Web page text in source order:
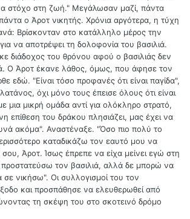
στόχο στη ζωή." Μεγάλωσαν μαζί, πάντα
ο Άροτ νικητής. Χρόνια αργότερα, η τύχη
Βρίσκονταν στο κατάλληλο μέρος την
να αποτρέψει τη δολοφονία του βασιλιά.
διάδοχος του θρόνου αφού ο βασιλιάς δεν
Ο Άροτ έκανε λάθος, όμως, που άφησε τον
εδώ. "Είναι τόσο προφανές ότι είναι παγίδα",
όχι μόνο τους έπεισε όλους ότι είναι
μια μικρή ομάδα αντί για ολόκληρο στρατό,
επίθεση του δράκου πλησιάζει, μας έχει να
ακόμα". Αναστέναξε. "Όσο πιο πολύ το
καταδικάζω τον εαυτό μου να
σου, Άροτ. Ίσως έπρεπε να είχα μείνει εγώ στη
τον βασιλιά, αλλά δε μπορώ να
νικήσω". Οι συλλογισμοί του τον
και προσπάθησε να ελευθερωθεί από
τη σκέψη του στο σκοτεινό δρόμο